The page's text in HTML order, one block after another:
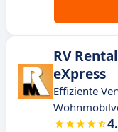
RV
eXpress
Effiziente